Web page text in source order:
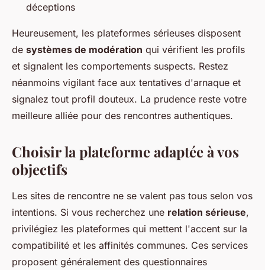
déceptions
Heureusement, les plateformes sérieuses disposent
de systèmes de modération qui vérifient les profils
et signalent les comportements suspects. Restez
néanmoins vigilant face aux tentatives d'arnaque et
signalez tout profil douteux. La prudence reste votre
meilleure alliée pour des rencontres authentiques.
Choisir la plateforme adaptée à vos
objectifs
Les sites de rencontre ne se valent pas tous selon vos
intentions. Si vous recherchez une relation sérieuse,
privilégiez les plateformes qui mettent l'accent sur la
compatibilité et les affinités communes. Ces services
proposent généralement des questionnaires